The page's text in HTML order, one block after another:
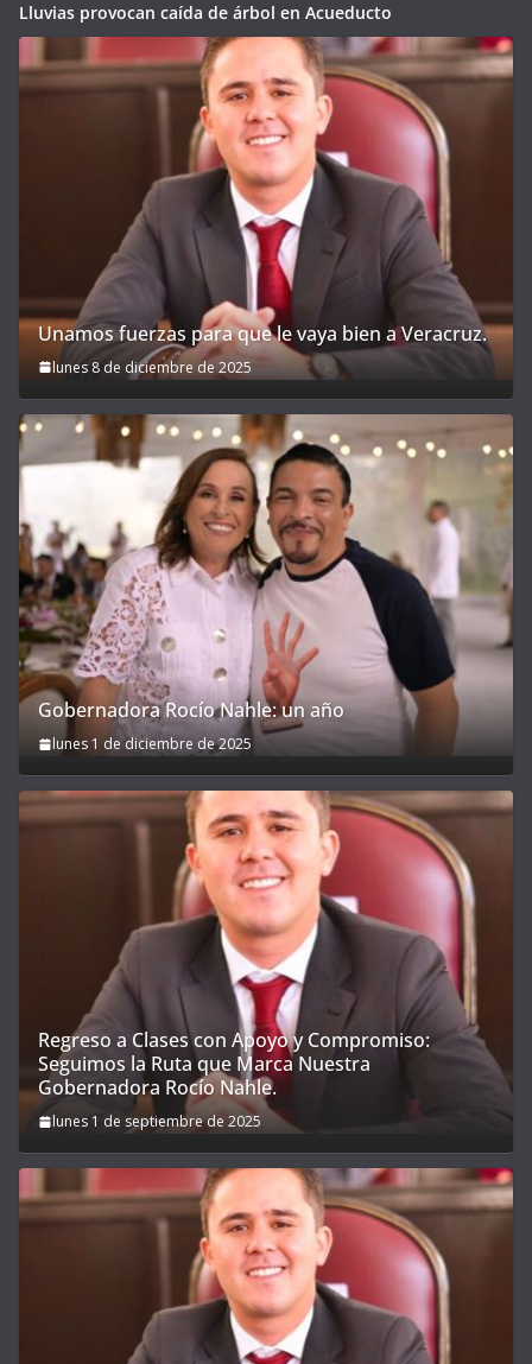
Lluvias provocan caída de árbol en Acueducto
Unamos fuerzas para que le vaya bien a Veracruz.
lunes 8 de diciembre de 2025
Gobernadora Rocío Nahle: un año
lunes 1 de diciembre de 2025
Regreso a Clases con Apoyo y Compromiso:
Seguimos la Ruta que Marca Nuestra
Gobernadora Rocío Nahle.
lunes 1 de septiembre de 2025